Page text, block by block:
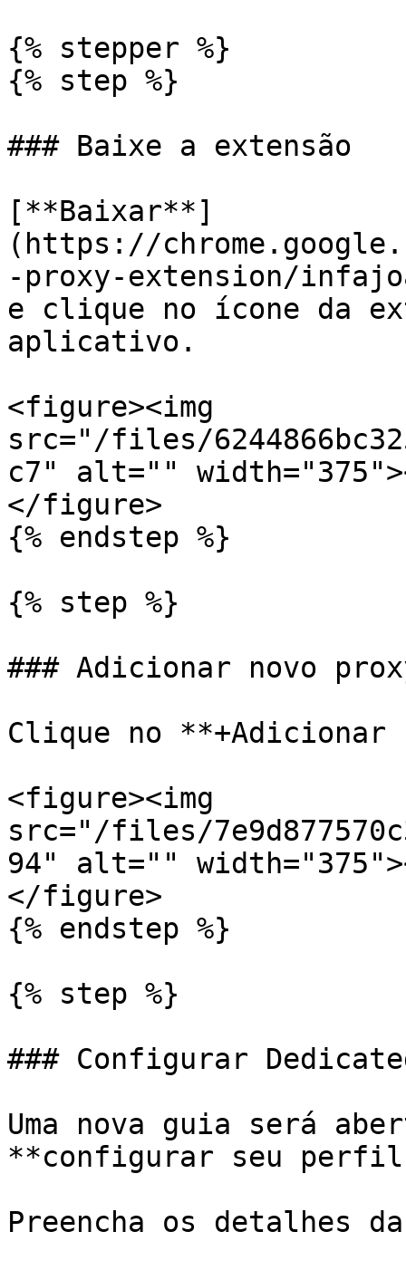
{% stepper %}
{% step %}
### Baixe a extensão
[**Baixar**]
(https://
-proxy-extension/
e clique no ícone da
aplicativo.
<figure><img
src="/files/
c7" alt=""
</figure>
{% endstep %}
{% step %}
### Adicionar novo
Clique no **+Adicionar
<figure><img
src="/files/
94" alt=""
</figure>
{% endstep %}
{% step %}
### Configurar
Uma nova guia será
**configurar seu
Preencha os detalhes